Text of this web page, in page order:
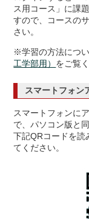
ス用コース」に課
すので、コースの
さい。
※学習の方法につい
工学部用） をご覧
スマートフォン
スマートフォンに
で、パソコン版と
下記QRコードを読
てください。